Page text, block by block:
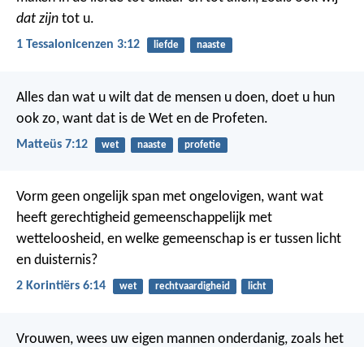
dat zijn tot u.
1 Tessalonicenzen 3:12 liefde naaste
Alles dan wat u wilt dat de mensen u doen, doet u hun
ook zo, want dat is de Wet en de Profeten.
Matteüs 7:12 wet naaste profetie
Vorm geen ongelijk span met ongelovigen, want wat
heeft gerechtigheid gemeenschappelijk met
wetteloosheid, en welke gemeenschap is er tussen licht
en duisternis?
2 Korintiërs 6:14 wet rechtvaardigheid licht
Vrouwen, wees uw eigen mannen onderdanig, zoals het